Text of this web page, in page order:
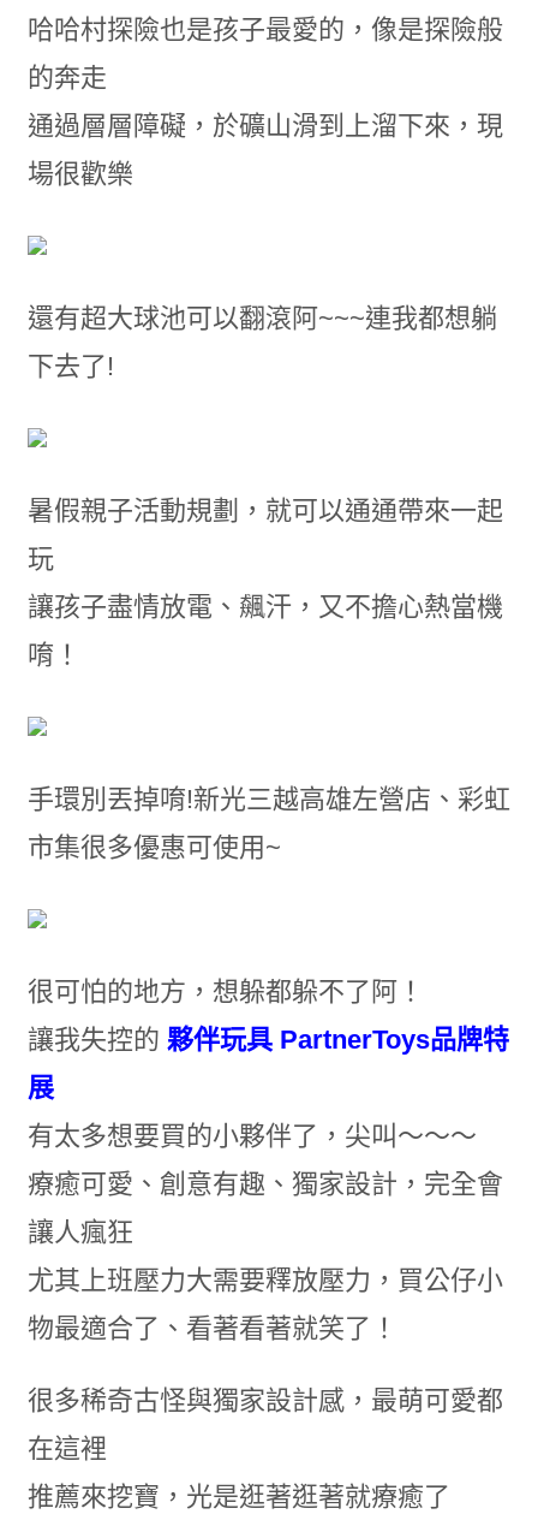
哈哈村探險也是孩子最愛的，像是探險般
的奔走
通過層層障礙，於礦山滑到上溜下來，現
場很歡樂
還有超大球池可以翻滾阿~~~連我都想躺
下去了!
暑假親子活動規劃，就可以通通帶來一起
玩
讓孩子盡情放電、飆汗，又不擔心熱當機
唷！
手環別丟掉唷!新光三越高雄左營店、彩虹
市集很多優惠可使用~
很可怕的地方，想躲都躲不了阿！
讓我失控的 夥伴玩具 PartnerToys品牌特
展
有太多想要買的小夥伴了，尖叫～～～
療癒可愛、創意有趣、獨家設計，完全會
讓人瘋狂
尤其上班壓力大需要釋放壓力，買公仔小
物最適合了、看著看著就笑了！
很多稀奇古怪與獨家設計感，最萌可愛都
在這裡
推薦來挖寶，光是逛著逛著就療癒了